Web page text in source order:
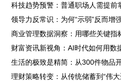
科技趋势预警：普通职场人需提前
领导力反常识：为何“示弱”反而增
商业管理数据洞察：用哪些关键指
财富资讯新视角：AI时代如何用数
生活的极致是精简：从300件物品
理财策略转变：从传统储蓄到“伟